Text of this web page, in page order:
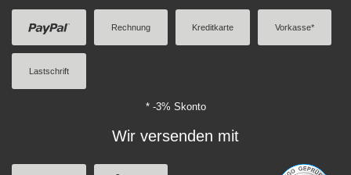
Rechnung Kreditkarte Vorkasse*
Lastschrift
* -3% Skonto
Wir versenden mit